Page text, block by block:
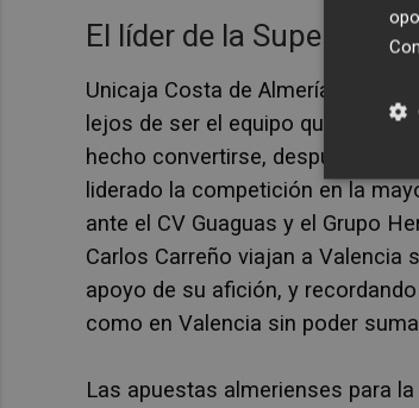
El líder de la Superliga
Unicaja Costa de Almería ha
lejos de ser el equipo que
hecho convertirse, después de
liderado la competición en la
ante el CV Guaguas y el Grupo
Carlos Carreño viajan a Valencia
apoyo de su afición, y
como en Valencia sin poder
Las apuestas almerienses para